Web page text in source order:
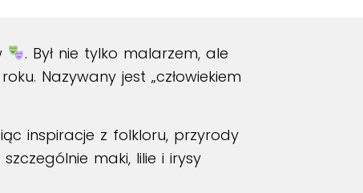
. Był nie tylko malarzem, ale
Nazywany jest „człowiekiem
inspiracje z folkloru, przyrody
maki, lilie i irysy